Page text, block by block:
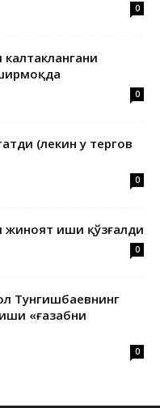
0
0
(лекин у тергов
0
жиноят иши қўзғалди
0
Тунгишбаевнинг
«ғазабни
0